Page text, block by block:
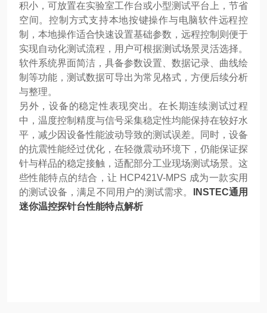
积小，可放置在实验室工作台或小型测试平台上，节省
空间。控制方式支持本地按键操作与电脑软件远程控
制，本地操作适合快速设置基础参数，远程控制则便于
实现自动化测试流程，用户可根据测试场景灵活选择。
软件系统界面简洁，具备参数设置、数据记录、曲线绘
制等功能，测试数据可导出为常见格式，方便后续分析
与整理。
另外，设备的稳定性表现突出。在长期连续测试过程
中，温度控制精度与信号采集稳定性均能保持在较好水
平，减少因设备性能波动导致的测试误差。同时，设备
的抗震性能经过优化，在轻微震动环境下，仍能保证探
针与样品的稳定接触，适配部分工业现场测试场景。这
些性能特点的结合，让 HCP421V-MPS 成为一款实用
的测试设备，满足不同用户的测试需求。
INSTEC通用
迷你温控探针台性能特点解析